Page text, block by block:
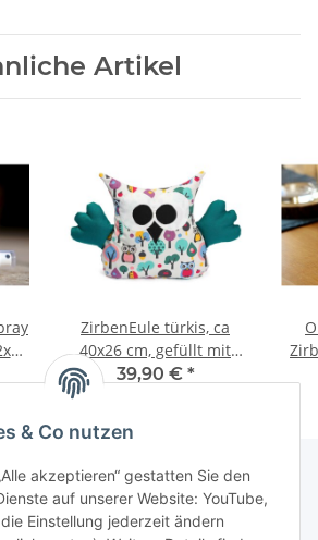
& Co nutzen
akzeptieren“ gestatten Sie den
auf unserer Website: YouTube,
Einstellung jederzeit ändern
Artikel
ZirbenEule türkis, ca
40x26 cm, gefüllt mit
Tiroler Zirbenflocken
39,90 € *